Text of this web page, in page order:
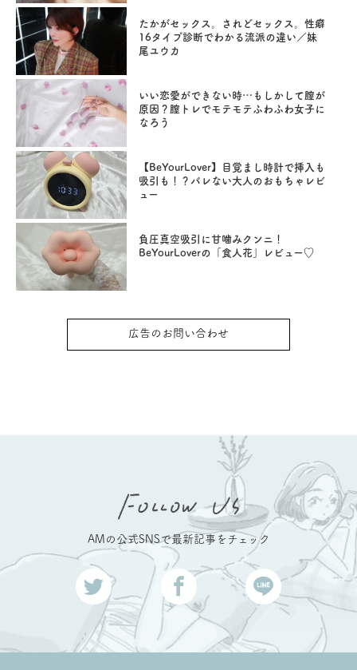
たかがセックス。されどセックス。性癖
16タイプ診断でわかる流派の違い／妹
尾ユウカ
いい恋愛ができない時…もしかして膣が
原因？膣トレでモテモテふわふわ女子に
なろう
【BeYourLover】目覚まし時計で挿入も
吸引も！？バレない大人のおもちゃレビ
ュー
負圧真空吸引に甘噛みクンニ！
BeYourLoverの「食人花」レビュー♡
広告のお問い合わせ
AMの公式SNSで最新記事をチェック